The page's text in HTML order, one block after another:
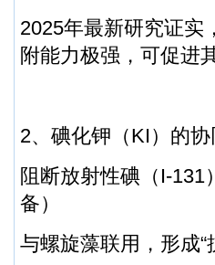
2025年最新研究证实
附能力极强，可促进
2、碘化钾（KI）的协
阻断放射性碘（I-
备）
与螺旋藻联用，形成